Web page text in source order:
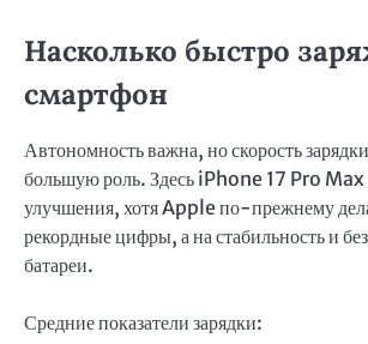
Насколько быстро
смартфон
Автономность важна, но скорость
большую роль. Здесь iPhone 17 Pro Max
улучшения, хотя Apple по-прежнему
рекордные цифры, а на стабильность и
батареи.
Средние показатели зарядки: